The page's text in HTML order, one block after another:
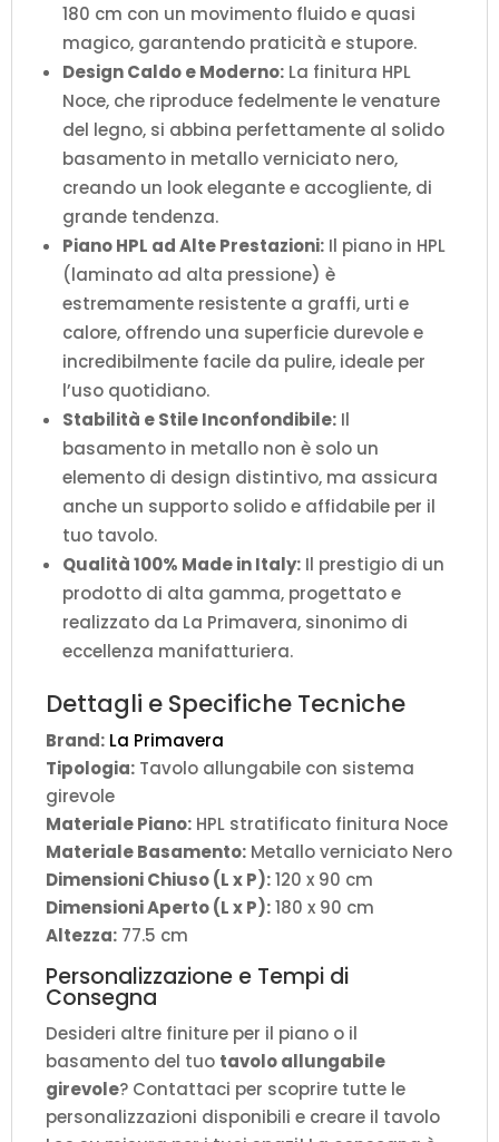
180 cm con un movimento fluido e quasi
magico, garantendo praticità e stupore.
Design Caldo e Moderno: La finitura HPL
Noce, che riproduce fedelmente le venature
del legno, si abbina perfettamente al solido
basamento in metallo verniciato nero,
creando un look elegante e accogliente, di
grande tendenza.
Piano HPL ad Alte Prestazioni: Il piano in HPL
(laminato ad alta pressione) è
estremamente resistente a graffi, urti e
calore, offrendo una superficie durevole e
incredibilmente facile da pulire, ideale per
l’uso quotidiano.
Stabilità e Stile Inconfondibile: Il
basamento in metallo non è solo un
elemento di design distintivo, ma assicura
anche un supporto solido e affidabile per il
tuo tavolo.
Qualità 100% Made in Italy: Il prestigio di un
prodotto di alta gamma, progettato e
realizzato da La Primavera, sinonimo di
eccellenza manifatturiera.
Dettagli e Specifiche Tecniche
Brand: La Primavera
Tipologia: Tavolo allungabile con sistema
girevole
Materiale Piano: HPL stratificato finitura Noce
Materiale Basamento: Metallo verniciato Nero
Dimensioni Chiuso (L x P):120 x 90 cm
Dimensioni Aperto (L x P):180 x 90 cm
Altezza: 77.5 cm
Personalizzazione e Tempi di
Consegna
Desideri altre finiture per il piano o il
basamento del tuo tavolo allungabile
girevole? Contattaci per scoprire tutte le
personalizzazioni disponibili e creare il tavolo